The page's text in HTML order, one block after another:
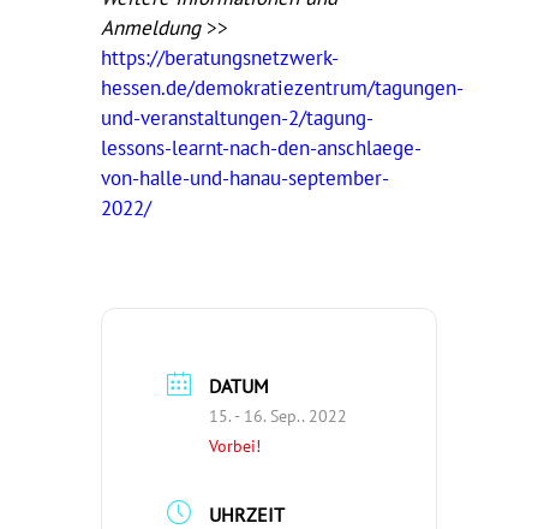
Anmeldung>>
https://beratungsnetzwerk-
hessen.de/demokratiezentrum/tagungen-
und-veranstaltungen-2/tagung-
lessons-learnt-nach-den-anschlaege-
von-halle-und-hanau-september-
2022/
DATUM
15. - 16. Sep.. 2022
Vorbei!
UHRZEIT